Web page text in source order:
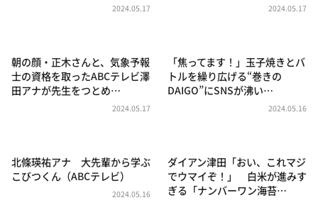
2024.05.17 2024.05.17
朝の顔・正木さんと、気象予報
士の資格を取ったABCテレビ澤
田アナが先生をつとめ…
2024.05.17
「焦ってます！」玉子焼きとバ
トルを繰り広げる“巻きの
DAIGO”にSNSが沸い…
2024.05.16
北條瑛祐アナ 大先輩から学ぶ
こびつくん（ABCテレビ）
2024.05.16
ダイアン津田「おい、これマジ
でウマイぞ！」 白米が進みす
ぎる「ナンバーワン海苔…